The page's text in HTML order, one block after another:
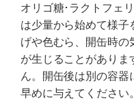
オリゴ糖･ラクトフェ
は少量から始めて様子
げや色むら、開缶時の
が生じることがあり
ん。開缶後は別の容器
早めに与えてください。